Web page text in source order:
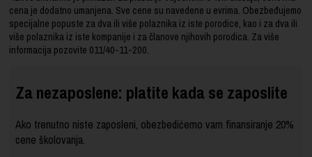
cena je dodatno umanjena. Sve cene su navedene u evrima. Obezbeđujemo
specijalne popuste za dva ili više polaznika iz iste porodice, kao i za dva ili
više polaznika iz iste kompanije i za članove njihovih porodica. Za više
informacija pozovite 011/40-11-200
Za nezaposlene: platite kada se zaposlite
Ako trenutno niste zaposleni, obezbedićemo vam finansiranje 20%
cene školovanja.